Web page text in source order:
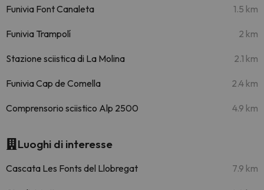
Funivia Font Canaleta 1.5 km
Funivia Trampolí 2 km
Stazione sciistica di La Molina 2.1 km
Funivia Cap de Comella 2.4 km
Comprensorio sciistico Alp 2500 4.9 km
Luoghi di interesse
Cascata Les Fonts del Llobregat 7.9 km